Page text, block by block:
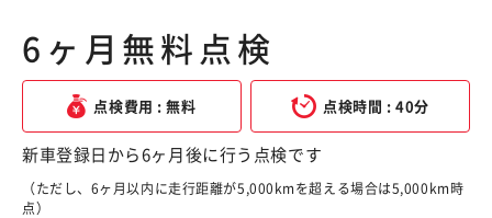
6ヶ月無料点検
点検費用 : 無料 点検時間 : 40分
新車登録日から6ヶ月後に行う点検です
（ただし、6ヶ月以内に走行距離が5,000kmを超える場合は5,000km時
点）